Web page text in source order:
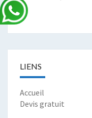
LIENS
Accueil
Devis gratuit